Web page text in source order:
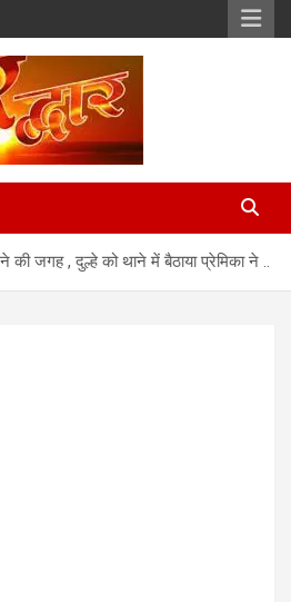
की जगह , दुल्हे को थाने में बैठाया प्रेमिका ने ..